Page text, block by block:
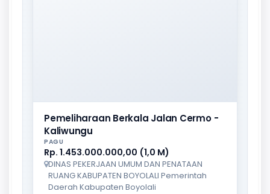
Pemeliharaan Berkala Jalan Cermo -
Kaliwungu
PAGU
Rp. 1.453.000.000,00 (1,0 M)
DINAS PEKERJAAN UMUM DAN PENATAAN
RUANG KABUPATEN BOYOLALI Pemerintah
Daerah Kabupaten Boyolali